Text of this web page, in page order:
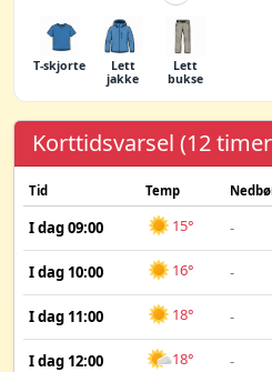
T-skjorte
Lett
jakke
Lett
bukse
Korttidsvarsel (12
Tid Temp
I dag 09:00 15° -
I dag 10:00 16° -
I dag 11:00 18° -
I dag 12:00 18° -